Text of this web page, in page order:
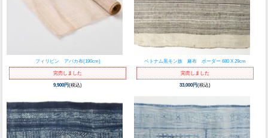
フィリピン アバカ布(190cm)
完売しました
9,900円(税込)
ベトナム黒モン族 麻布 ボーダー 680 X 29cm
完売しました
33,000円(税込)